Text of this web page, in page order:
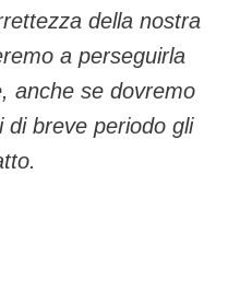
della nostra
a perseguirla
anche se dovremo
di breve periodo gli